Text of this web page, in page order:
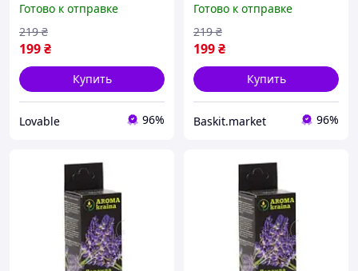
мяты от головной боли и
стресса
Готово к отправке
199₴
219 ₴
Купить
Lovable 96%
Готово к отправке
199₴
219 ₴
Купить
Baskit.market 96%